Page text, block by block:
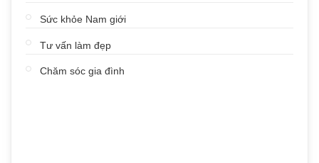
Sức khỏe Nam giới
Tư vấn làm đẹp
Chăm sóc gia đình